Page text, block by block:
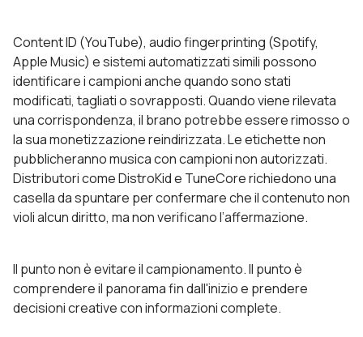
Content ID (YouTube), audio fingerprinting (Spotify,
Apple Music) e sistemi automatizzati simili possono
identificare i campioni anche quando sono stati
modificati, tagliati o sovrapposti. Quando viene rilevata
una corrispondenza, il brano potrebbe essere rimosso o
la sua monetizzazione reindirizzata. Le etichette non
pubblicheranno musica con campioni non autorizzati.
Distributori come DistroKid e TuneCore richiedono una
casella da spuntare per confermare che il contenuto non
violi alcun diritto, ma non verificano l’affermazione.
Il punto non è evitare il campionamento. Il punto è
comprendere il panorama fin dall'inizio e prendere
decisioni creative con informazioni complete.